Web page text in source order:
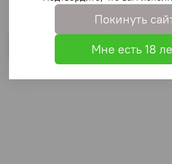
Выбрать
Покинуть
Мне есть 18